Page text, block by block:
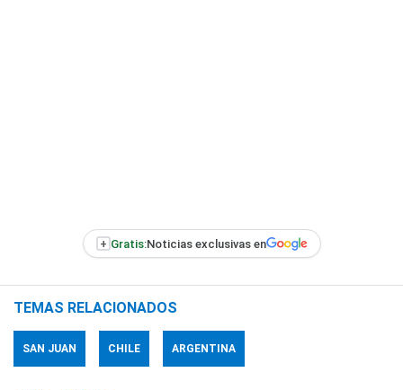
+ Gratis:Noticias exclusivas en
TEMAS RELACIONADOS
SAN JUAN CHILE ARGENTINA